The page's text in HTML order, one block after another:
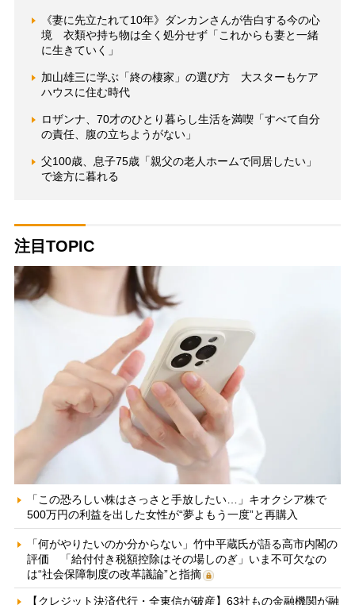
《妻に先立たれて10年》ダンカンさんが告白する今の心
境 衣類や持ち物は全く処分せず「これからも妻と一緒
に生きていく」
加山雄三に学ぶ「終の棲家」の選び方 大スターもケア
ハウスに住む時代
ロザンナ、70才のひとり暮らし生活を満喫「すべて自分
の責任、腹の立ちようがない」
父100歳、息子75歳「親父の老人ホームで同居したい」
で途方に暮れる
注目TOPIC
「この恐ろしい株はさっさと手放したい…」キオクシア株で
500万円の利益を出した女性が“夢よもう一度”と再購入
「何がやりたいのか分からない」竹中平蔵氏が語る高市内閣の
評価 「給付付き税額控除はその場しのぎ」いま不可欠なの
は“社会保障制度の改革議論”と指摘
【クレジット決済代行・全東信が破産】63社もの金融機関が融